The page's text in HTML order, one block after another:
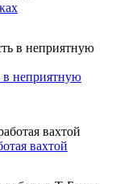
в неприятную
вахтой